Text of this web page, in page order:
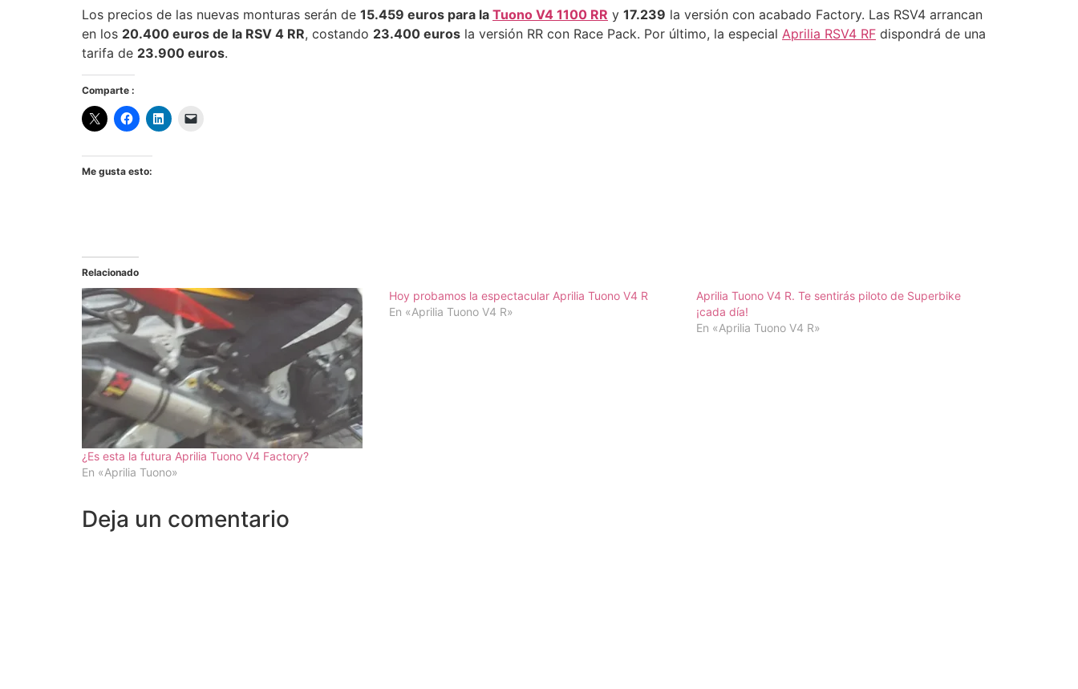
Los precios de las nuevas monturas serán de 15.459 euros para la Tuono V4 1100 RR y 17.239 la versión con acabado Factory. Las RSV4 arrancan
en los 20.400 euros de la RSV 4 RR, costando 23.400 euros la versión RR con Race Pack. Por último, la especial Aprilia RSV4 RF dispondrá de una
tarifa de 23.900 euros.
Comparte :
Me gusta esto:
Relacionado
¿Es esta la futura Aprilia Tuono V4 Factory?
En «Aprilia Tuono»
Hoy probamos la espectacular Aprilia Tuono V4 R
En «Aprilia Tuono V4 R»
Aprilia Tuono V4 R. Te sentirás piloto de Superbike
¡cada día!
En «Aprilia Tuono V4 R»
Deja un comentario